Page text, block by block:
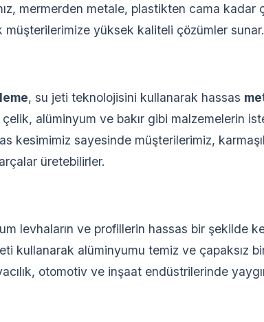
mermerden metale, plastikten cama kadar
yüksek kaliteli çözümler sunar.
, su jeti teknolojisini kullanarak hassas
alüminyum ve bakır gibi malzemelerin
kesimimiz sayesinde müşterilerimiz,
üretebilirler.
levhaların ve profillerin hassas bir şekilde
kullanarak alüminyumu temiz ve çapaksız
otomotiv ve inşaat endüstrilerinde